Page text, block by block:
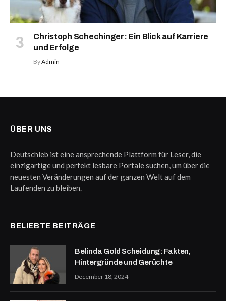
Christoph Schechinger: Ein Blick auf Karriere
und Erfolge
ByAdmin
ÜBER UNS
Deutschleb ist eine ansprechende Plattform für Leser, die
einzigartige und perfekt lesbare Portale suchen, um über die
neuesten Veränderungen auf der ganzen Welt auf dem
Laufenden zu bleiben.
BELIEBTE BEITRÄGE
Belinda Gold Scheidung: Fakten,
Hintergründe und Gerüchte
December 18, 2024